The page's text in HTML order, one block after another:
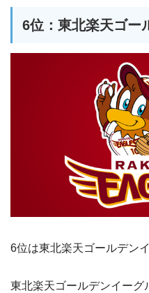
6位：東北楽天ゴー
6位は東北楽天ゴールデン
東北楽天ゴールデンイーグ